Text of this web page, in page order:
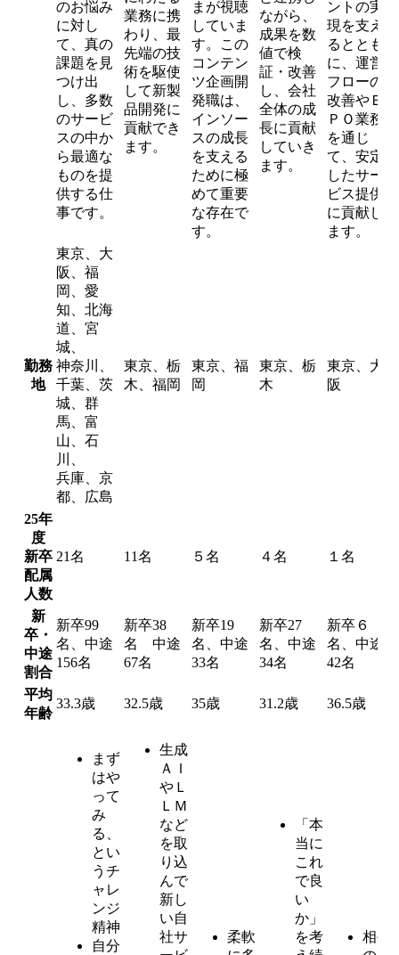
のお悩み
に対し
て、真の
課題を見
つけ出
し、多数
のサービ
スの中か
ら最適な
ものを提
供する仕
事です。
業務に携
わり、最
先端の技
術を駆使
して新製
品開発に
貢献でき
ます。
まが視聴
していま
す。この
コンテン
ツ企画開
発職は、
インソー
スの成長
を支える
ために極
めて重要
な存在で
す。
ながら、
成果を数
値で検
証・改善
し、会社
全体の成
長に貢献
していき
ます。
ントの実
現を支え
るととも
に、運営
フローの
改善やＢ
ＰＯ業務
を通じ
て、安定
したサー
ビス提供
に貢献し
ます。
勤務
地
東京、大
阪、福
岡、愛
知、北海
道、宮
城、
神奈川、
千葉、茨
城、群
馬、富
山、石
川、
兵庫、京
都、広島
東京、栃
木、福岡
東京、福
岡
東京、栃
木
東京、大
阪
25年
度
新卒
配属
人数
21名 11名 ５名 ４名 １名
新
卒・
中途
割合
新卒99
名、中途
156名
新卒38
名 中途
67名
新卒19
名、中途
33名
新卒27
名、中途
34名
新卒６
名、中途
42名
平均
年齢
33.3歳 32.5歳 35歳 31.2歳 36.5歳
まず
はや
って
み
る、
とい
うチ
ャレ
ンジ
精神
自分
生成
ＡＩ
やＬ
ＬＭ
など
を取
り込
んで
新し
い自
社サ
柔軟
「本
当に
これ
で良
い
か」
を考
相手